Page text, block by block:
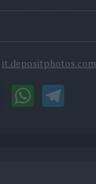
it.depositphotos.com